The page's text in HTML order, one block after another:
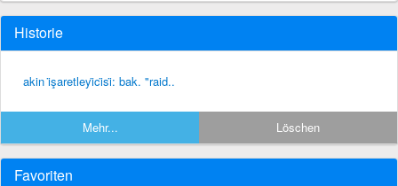
Historie
akin i̇şaretleyi̇ci̇si̇: bak. "raid..
Mehr... Löschen
Favoriten